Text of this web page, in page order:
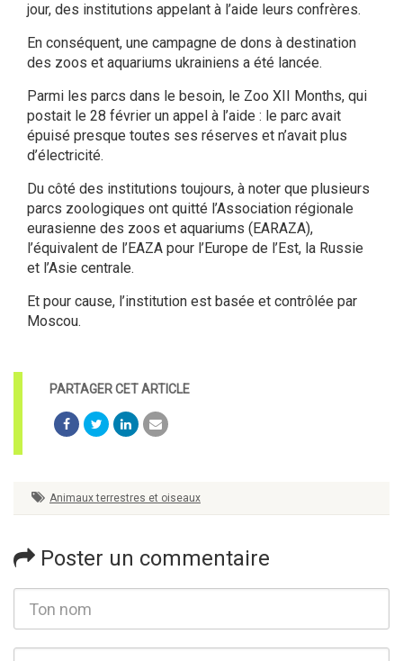
jour, des institutions appelant à l’aide leurs confrères.
En conséquent, une campagne de dons à destination
des zoos et aquariums ukrainiens a été lancée.
Parmi les parcs dans le besoin, le Zoo XII Months, qui
postait le 28 février un appel à l’aide : le parc avait
épuisé presque toutes ses réserves et n’avait plus
d’électricité.
Du côté des institutions toujours, à noter que plusieurs
parcs zoologiques ont quitté l’Association régionale
eurasienne des zoos et aquariums (EARAZA),
l’équivalent de l’EAZA pour l’Europe de l’Est, la Russie
et l’Asie centrale.
Et pour cause, l’institution est basée et contrôlée par
Moscou.
Animaux terrestres et oiseaux
Poster un commentaire